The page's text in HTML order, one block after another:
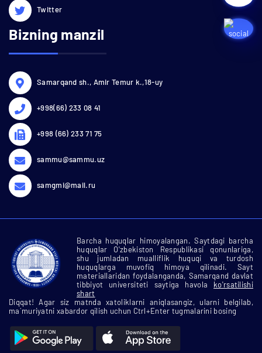
Twitter
Bizning manzil
Samarqand sh., Amir Temur k.,18-uy
+998(66) 233 08 41
+998 (66) 233 71 75
sammu@sammu.uz
samgmi@mail.ru
Barcha huquqlar himoyalangan. Saytdagi barcha
huquqlar O'zbekiston Respublikasi qonunlariga,
shu jumladan mualliflik huquqi va turdosh
huquqlarga muvofiq himoya qilinadi. Sayt
materiallaridan foydalanganda, Samarqand davlat
tibbiyot universiteti saytiga havola ko'rsatilishi
shart
Diqqat! Agar siz matnda xatoliklarni aniqlasangiz, ularni belgilab,
ma`muriyatni xabardor qilish uchun Ctrl+Enter tugmalarini bosing